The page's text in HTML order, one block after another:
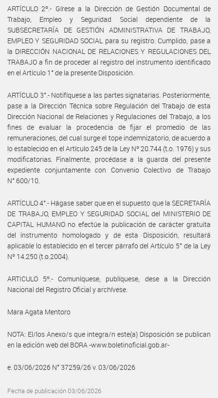
ARTÍCULO 2º.- Gírese a la Dirección de Gestión Documental de
Trabajo, Empleo y Seguridad Social dependiente de la
SUBSECRETARÍA DE GESTIÓN ADMINISTRATIVA DE TRABAJO,
EMPLEO Y SEGURIDAD SOCIAL para su registro. Cumplido, pase a
la DIRECCIÓN NACIONAL DE RELACIONES Y REGULACIONES DEL
TRABAJO a fin de proceder al registro del instrumento identificado
en el Artículo 1° de la presente Disposición.
ARTÍCULO 3°.- Notifíquese a las partes signatarias. Posteriormente,
pase a la Dirección Técnica sobre Regulación del Trabajo de esta
Dirección Nacional de Relaciones y Regulaciones del Trabajo, a los
fines de evaluar la procedencia de fijar el promedio de las
remuneraciones, del cual surge el tope indemnizatorio, de acuerdo a
lo establecido en el Artículo 245 de la Ley Nº 20.744 (t.o. 1976) y sus
modificatorias. Finalmente, procédase a la guarda del presente
expediente conjuntamente con Convenio Colectivo de Trabajo
N° 600/10.
ARTÍCULO 4°.- Hágase saber que en el supuesto que la SECRETARÍA
DE TRABAJO, EMPLEO Y SEGURIDAD SOCIAL del MINISTERIO DE
CAPITAL HUMANO no efectúe la publicación de carácter gratuita
del instrumento homologado y de esta Disposición, resultará
aplicable lo establecido en el tercer párrafo del Artículo 5° de la Ley
Nº 14.250 (t.o.2004).
ARTICULO 5º.- Comuníquese, publíquese, dese a la Dirección
Nacional del Registro Oficial y archívese.
Mara Agata Mentoro
NOTA: El/los Anexo/s que integra/n este(a) Disposición se publican
en la edición web del BORA -www.boletinoficial.gob.ar-
e. 03/06/2026 N° 37259/26 v. 03/06/2026
Fecha de publicación 03/06/2026